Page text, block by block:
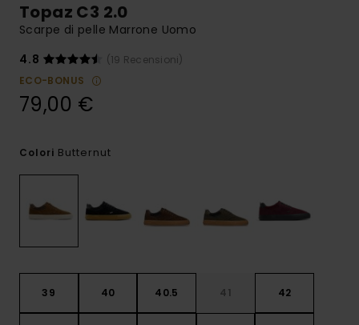
Topaz C3 2.0
Scarpe di pelle Marrone Uomo
4.8
(19 Recensioni)
ECO-BONUS
79,00 €
Colori Butternut
39 40 40.5 41 42